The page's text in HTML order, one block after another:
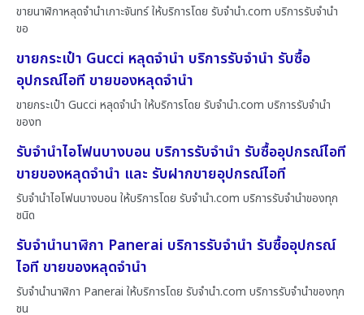
ขายนาฬิกาหลุดจำนำเกาะจันทร์ ให้บริการโดย รับจํานํา.com บริการรับจำนำ
ขอ
ขายกระเป๋า Gucci หลุดจำนำ บริการรับจำนำ รับซื้อ
อุปกรณ์ไอที ขายของหลุดจำนำ
ขายกระเป๋า Gucci หลุดจำนำ ให้บริการโดย รับจํานํา.com บริการรับจำนำ
ของท
รับจำนำไอโฟนบางบอน บริการรับจำนำ รับซื้ออุปกรณ์ไอที
ขายของหลุดจำนำ และ รับฝากขายอุปกรณ์ไอที
รับจำนำไอโฟนบางบอน ให้บริการโดย รับจํานํา.com บริการรับจำนำของทุก
ชนิด
รับจำนำนาฬิกา Panerai บริการรับจำนำ รับซื้ออุปกรณ์
ไอที ขายของหลุดจำนำ
รับจำนำนาฬิกา Panerai ให้บริการโดย รับจํานํา.com บริการรับจำนำของทุก
ชน